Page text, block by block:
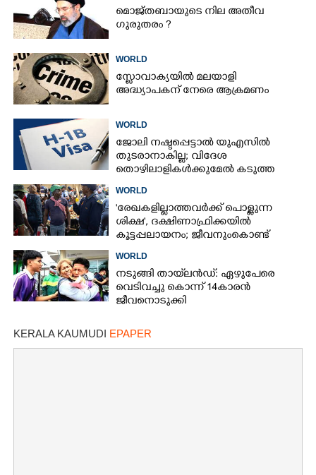
മൊജ്തബായുടെ നില അതീവ
ഗുരുതരം ?
WORLD
സ്ലോവാക്യയിൽ മലയാളി
അദ്ധ്യാപകന് നേരെ ആക്രമണം
WORLD
ജോലി നഷ്ടപ്പെട്ടാൽ യുഎസിൽ
തുടരാനാകില്ല; വിദേശ
തൊഴിലാളികൾക്കുമേൽ കടുത്ത
നിയന്ത്രണവുമായി ട്രംപ്‌
WORLD
'രേഖകളില്ലാത്തവർക്ക് പൊള്ളുന്ന
ശിക്ഷ', ദക്ഷിണാഫ്രിക്കയിൽ
കൂട്ടപ്പലായനം; ജീവനുംകൊണ്ട്
നാടുകടന്നത് ഒരു ലക്ഷത്തിലധികം
പേർ
WORLD
നടുങ്ങി തായ്‌ലൻഡ്: ഏഴുപേരെ
വെടിവച്ചു കൊന്ന് 14കാരൻ
ജീവനൊടുക്കി
KERALA KAUMUDI EPAPER